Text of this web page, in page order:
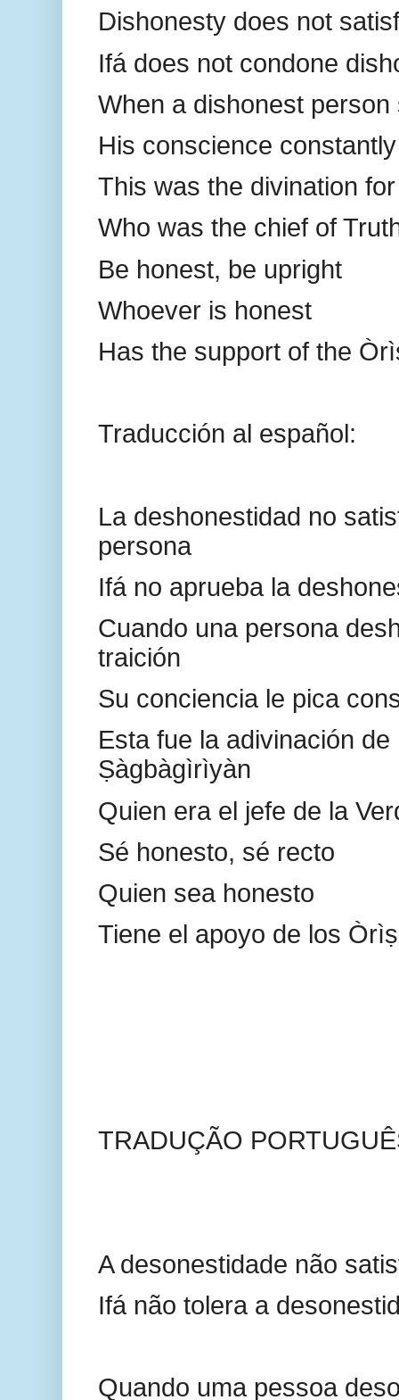
Dishonesty does not
Ifá does not condone
When a dishonest
His conscience
This was the divination
Who was the chief of
Be honest, be upright
Whoever is honest
Has the support of the
Traducción al español:
La deshonestidad no
persona
Ifá no aprueba la
Cuando una persona
traición
Su conciencia le pica
Esta fue la adivinación de
Ṣàgbàgìrìyàn
Quien era el jefe de la
Sé honesto, sé recto
Quien sea honesto
Tiene el apoyo de los
TRADUÇÃO
A desonestidade não
Ifá não tolera a
Quando uma pessoa